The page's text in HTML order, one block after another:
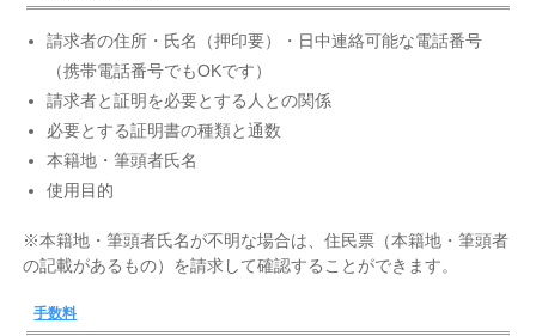
請求者の住所・氏名（押印要）・日中連絡可能な電話番号
（携帯電話番号でもOKです）
請求者と証明を必要とする人との関係
必要とする証明書の種類と通数
本籍地・筆頭者氏名
使用目的
※本籍地・筆頭者氏名が不明な場合は、住民票（本籍地・筆頭者
の記載があるもの）を請求して確認することができます。
手数料